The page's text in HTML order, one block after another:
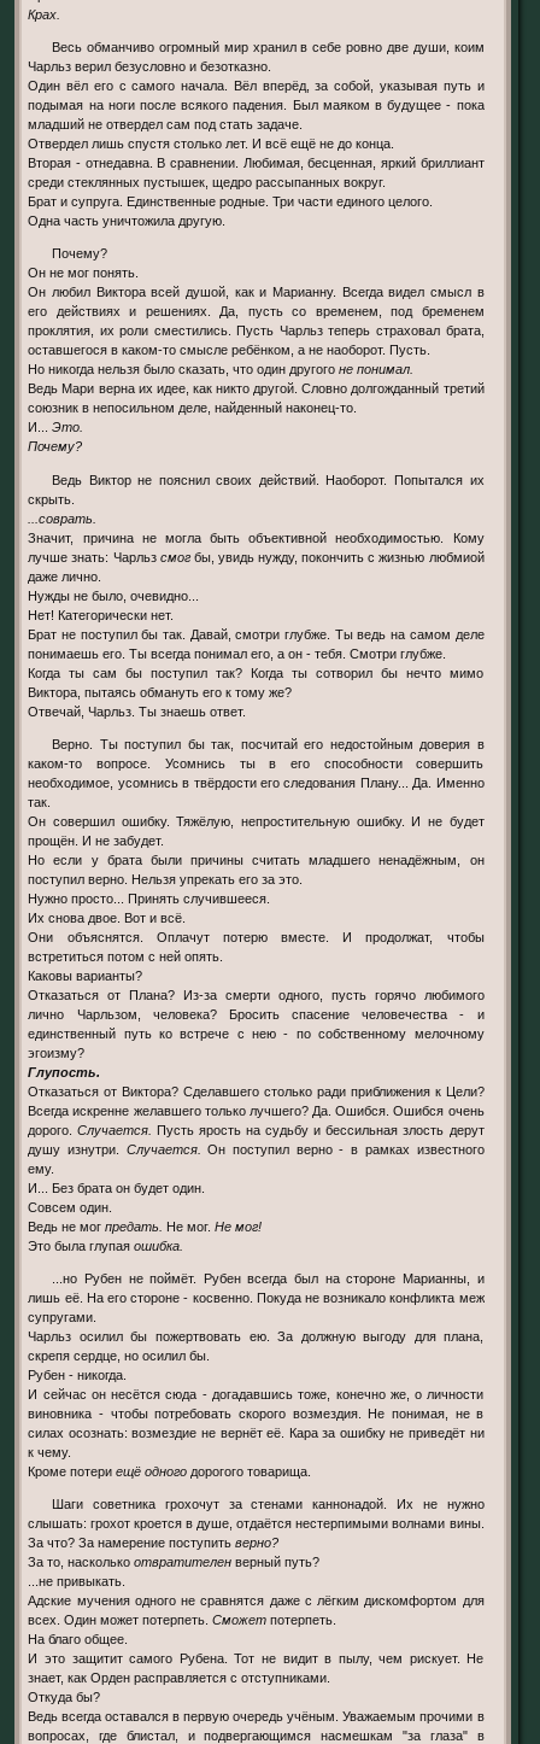
Крах.
Весь обманчиво огромный мир хранил в себе ровно две души, коим
Чарльз верил безусловно и безотказно.
Один вёл его с самого начала. Вёл вперёд, за собой, указывая путь и
подымая на ноги после всякого падения. Был маяком в будущее - пока
младший не отвердел сам под стать задаче.
Отвердел лишь спустя столько лет. И всё ещё не до конца.
Вторая - отнедавна. В сравнении. Любимая, бесценная, яркий бриллиант
среди стеклянных пустышек, щедро рассыпанных вокруг.
Брат и супруга. Единственные родные. Три части единого целого.
Одна часть уничтожила другую.
Почему?
Он не мог понять.
Он любил Виктора всей душой, как и Марианну. Всегда видел смысл в
его действиях и решениях. Да, пусть со временем, под бременем
проклятия, их роли сместились. Пусть Чарльз теперь страховал брата,
оставшегося в каком-то смысле ребёнком, а не наоборот. Пусть.
Но никогда нельзя было сказать, что один другогоне понимал.
Ведь Мари верна их идее, как никто другой. Словно долгожданный третий
союзник в непосильном деле, найденный наконец-то.
И...Это.
Почему?
Ведь Виктор не пояснил своих действий. Наоборот. Попытался их
скрыть.
...соврать.
Значит, причина не могла быть объективной необходимостью. Кому
лучше знать: Чарльз смогбы, увидь нужду, покончить с жизнью любмиой
даже лично.
Нужды не было, очевидно...
Нет! Категорически нет.
Брат не поступил бы так. Давай, смотри глубже. Ты ведь на самом деле
понимаешь его. Ты всегда понимал его, а он - тебя. Смотри глубже.
Когда ты сам бы поступил так? Когда ты сотворил бы нечто мимо
Виктора, пытаясь обмануть его к тому же?
Отвечай, Чарльз. Ты знаешь ответ.
Верно. Ты поступил бы так, посчитай его недостойным доверия в
каком-то вопросе. Усомнись ты в его способности совершить
необходимое, усомнись в твёрдости его следования Плану... Да. Именно
так.
Он совершил ошибку. Тяжёлую, непростительную ошибку. И не будет
прощён. И не забудет.
Но если у брата были причины считать младшего ненадёжным, он
поступил верно. Нельзя упрекать его за это.
Нужно просто... Принять случившееся.
Их снова двое. Вот и всё.
Они объяснятся. Оплачут потерю вместе. И продолжат, чтобы
встретиться потом с ней опять.
Каковы варианты?
Отказаться от Плана? Из-за смерти одного, пусть горячо любимого
лично Чарльзом, человека? Бросить спасение человечества - и
единственный путь ко встрече с нею - по собственному мелочному
эгоизму?
Глупость.
Отказаться от Виктора? Сделавшего столько ради приближения к Цели?
Всегда искренне желавшего только лучшего? Да. Ошибся. Ошибся очень
дорого.Случается. Пусть ярость на судьбу и бессильная злость дерут
душу изнутри. Случается.
Он поступил верно - в рамках известного
ему.
И... Без брата он будет один.
Совсем один.
Ведь не могпредать. Не мог.Не мог!
Это была глупаяошибка.
...но Рубен не поймёт. Рубен всегда был на стороне Марианны, и
лишь её. На его стороне - косвенно. Покуда не возникало конфликта меж
супругами.
Чарльз осилил бы пожертвовать ею. За должную выгоду для плана,
скрепя сердце, но осилил бы.
Рубен - никогда.
И сейчас он несётся сюда - догадавшись тоже, конечно же, о личности
виновника - чтобы потребовать скорого возмездия. Не понимая, не в
силах осознать: возмездие не вернёт её. Кара за ошибку не приведёт ни
к чему.
Кроме потериещё одного дорогого товарища.
Шаги советника грохочут за стенами каннонадой. Их не нужно
слышать: грохот кроется в душе, отдаётся нестерпимыми волнами вины.
За что? За намерение поступитьверно?
За то, насколькоотвратителен верный путь?
...не привыкать.
Адские мучения одного не сравнятся даже с лёгким дискомфортом для
всех. Один может потерпеть.Сможет потерпеть.
На благо общее.
И это защитит самого Рубена. Тот не видит в пылу, чем рискует. Не
знает, как Орден расправляется с отступниками.
Откуда бы?
Ведь всегда оставался в первую очередь учёным. Уважаемым прочими в
вопросах, где блистал, и подвергающимся насмешкам "за глаза" в